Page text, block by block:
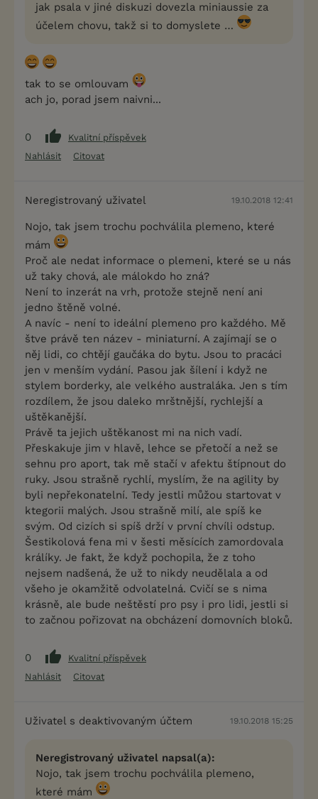
jak psala v jiné diskuzi dovezla miniaussie za
účelem chovu, takž si to domyslete …
tak to se omlouvam
ach jo, porad jsem naivni...
0
Kvalitní příspěvek
Nahlásit
Citovat
Neregistrovaný uživatel 19.10.2018 12:41
Nojo, tak jsem trochu pochválila plemeno, které
mám
Proč ale nedat informace o plemeni, které se u nás
už taky chová, ale málokdo ho zná?
Není to inzerát na vrh, protože stejně není ani
jedno štěně volné.
A navíc - není to ideální plemeno pro každého. Mě
štve právě ten název - miniaturní. A zajímají se o
něj lidi, co chtějí gaučáka do bytu. Jsou to pracáci
jen v menším vydání. Pasou jak šílení i když ne
stylem borderky, ale velkého australáka. Jen s tím
rozdílem, že jsou daleko mrštnější, rychlejší a
uštěkanější.
Právě ta jejich uštěkanost mi na nich vadí.
Přeskakuje jim v hlavě, lehce se přetočí a než se
sehnu pro aport, tak mě stačí v afektu štípnout do
ruky. Jsou strašně rychlí, myslím, že na agility by
byli nepřekonatelní. Tedy jestli můžou startovat v
ktegorii malých. Jsou strašně milí, ale spíš ke
svým. Od cizích si spíš drží v první chvíli odstup.
Šestikolová fena mi v šesti měsících zamordovala
králíky. Je fakt, že když pochopila, že z toho
nejsem nadšená, že už to nikdy neudělala a od
všeho je okamžitě odvolatelná. Cvičí se s nima
krásně, ale bude neštěstí pro psy i pro lidi, jestli si
to začnou pořizovat na obcházení domovních bloků.
0
Kvalitní příspěvek
Nahlásit
Citovat
Uživatel s deaktivovaným účtem 19.10.2018 15:25
Neregistrovaný uživatel napsal(a):
Nojo, tak jsem trochu pochválila plemeno,
které mám